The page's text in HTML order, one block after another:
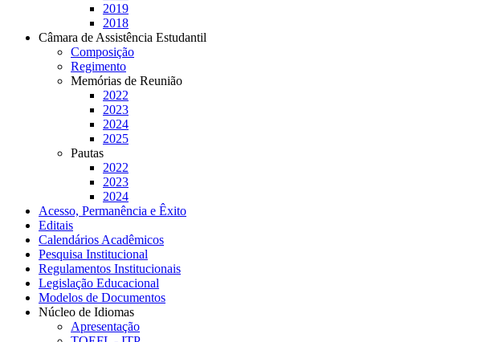
2019
2018
Câmara de Assistência Estudantil
Composição
Regimento
Memórias de Reunião
2022
2023
2024
2025
Pautas
2022
2023
2024
Acesso, Permanência e Êxito
Editais
Calendários Acadêmicos
Pesquisa Institucional
Regulamentos Institucionais
Legislação Educacional
Modelos de Documentos
Núcleo de Idiomas
Apresentação